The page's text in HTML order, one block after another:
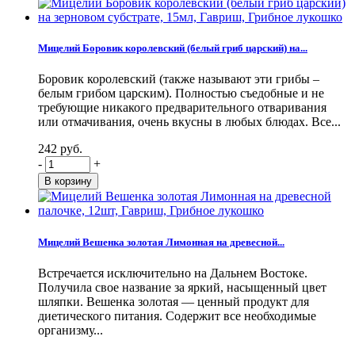
Мицелий Боровик королевский (белый гриб царский) на...
Боровик королевский (также называют эти грибы –
белым грибом царским). Полностью съедобные и не
требующие никакого предварительного отваривания
или отмачивания, очень вкусны в любых блюдах. Все...
242 руб.
-
+
Мицелий Вешенка золотая Лимонная на древесной...
Встречается исключительно на Дальнем Востоке.
Получила свое название за яркий, насыщенный цвет
шляпки. Вешенка золотая — ценный продукт для
диетического питания. Содержит все необходимые
организму...